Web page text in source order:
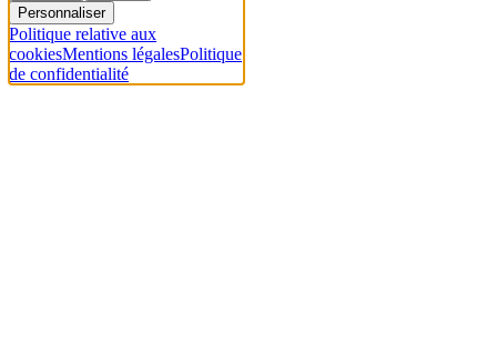
Personnaliser
Politique relative aux
cookiesMentions légalesPolitique
de confidentialité